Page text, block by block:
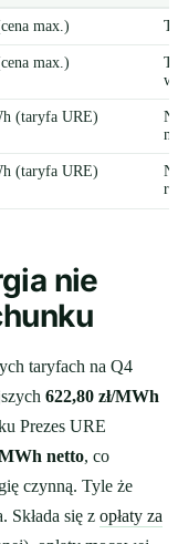
max.)
max.)
(taryfa URE)
(taryfa URE)
nie
taryfach na Q4
622,80 zł/MWh
Prezes URE
MWh netto, co
czynną. Tyle że
Składa się z opłaty za